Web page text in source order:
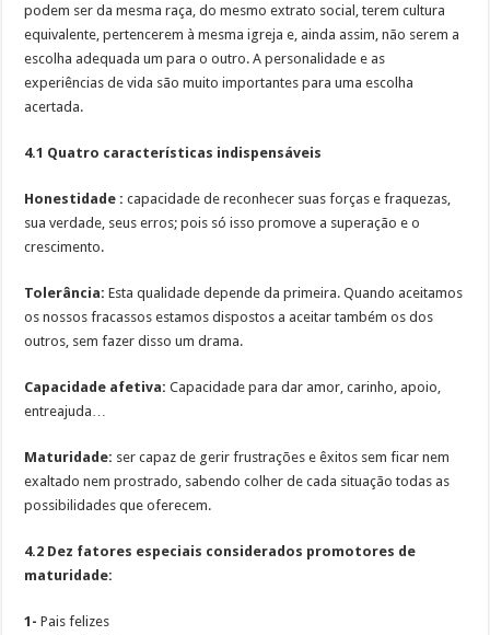
podem ser da mesma raça, do mesmo extrato social, terem cultura
equivalente, pertencerem à mesma igreja e, ainda assim, não serem a
escolha adequada um para o outro. A personalidade e as
experiências de vida são muito importantes para uma escolha
acertada.
4.1 Quatro características indispensáveis
Honestidade : capacidade de reconhecer suas forças e fraquezas,
sua verdade, seus erros; pois só isso promove a superação e o
crescimento.
Tolerância: Esta qualidade depende da primeira. Quando aceitamos
os nossos fracassos estamos dispostos a aceitar também os dos
outros, sem fazer disso um drama.
Capacidade afetiva: Capacidade para dar amor, carinho, apoio,
entreajuda…
Maturidade: ser capaz de gerir frustrações e êxitos sem ficar nem
exaltado nem prostrado, sabendo colher de cada situação todas as
possibilidades que oferecem.
4.2 Dez fatores especiais considerados promotores de
maturidade:
1- Pais felizes